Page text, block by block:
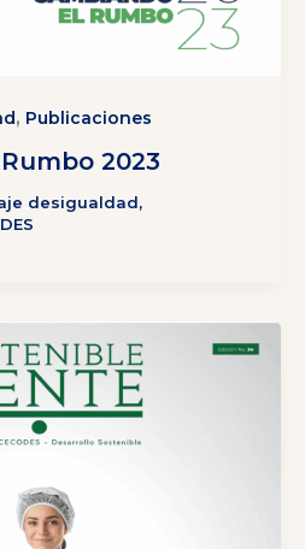
, Publicaciones
2023
desigualdad,